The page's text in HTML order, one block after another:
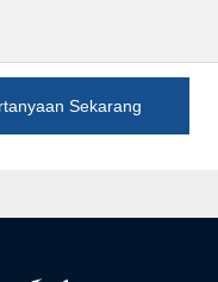
Sekarang